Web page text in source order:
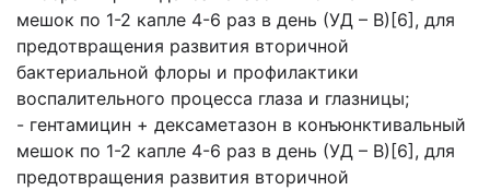
мешок по 1-2 капле 4-6 раз в день (УД – В)[6], для
предотвращения развития вторичной
бактериальной флоры и профилактики
воспалительного процесса глаза и глазницы;
- гентамицин + дексаметазон в конъюнктивальный
мешок по 1-2 капле 4-6 раз в день (УД – В)[6], для
предотвращения развития вторичной